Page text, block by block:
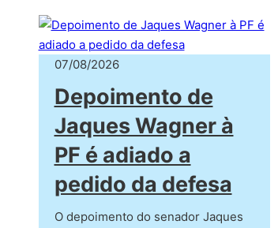
07/08/2026
Depoimento de
Jaques Wagner à
PF é adiado a
pedido da defesa
O depoimento do senador Jaques